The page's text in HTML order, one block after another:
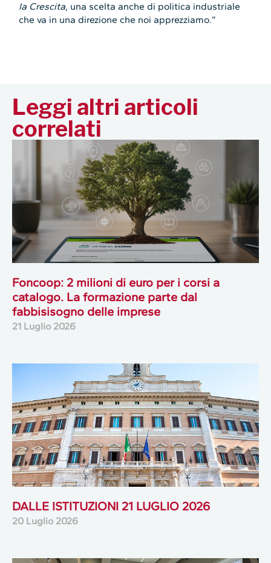
la Crescita, una scelta anche di politica industriale
che va in una direzione che noi apprezziamo.”
Leggi altri articoli
correlati
Foncoop: 2 milioni di euro per i corsi a
catalogo. La formazione parte dal
fabbisisogno delle imprese
21 Luglio 2026
DALLE ISTITUZIONI 21 LUGLIO 2026
20 Luglio 2026